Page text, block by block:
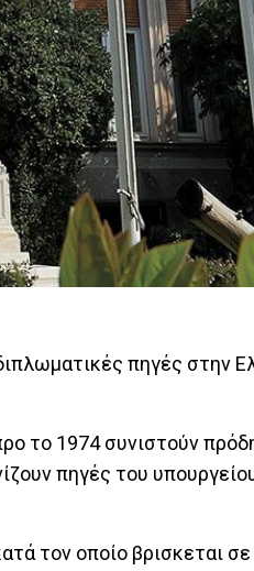
πηγές στην
το 1974 συνιστούν
πηγές του
τον οποίο βρισκεται σε